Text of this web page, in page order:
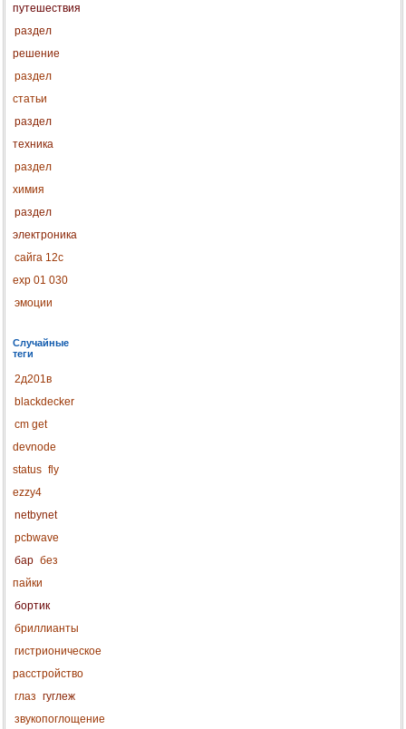
путешествия
раздел
решение
раздел
статьи
раздел
техника
раздел
химия
раздел
электроника
сайга 12с
exp 01 030
эмоции
Случайные
теги
2д201в
blackdecker
cm get
devnode
status fly
ezzy4
netbynet
pcbwave
бар без
пайки
бортик
бриллианты
гистрионическое
расстройство
глаз гуглеж
звукопоглощение